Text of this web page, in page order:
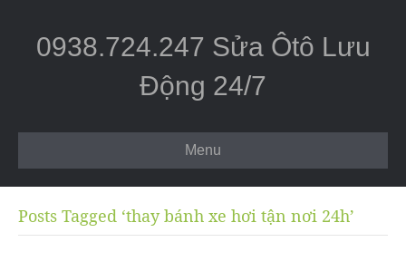
0938.724.247 Sửa Ôtô Lưu
Động 24/7
Menu
Posts Tagged ‘thay bánh xe hơi tận nơi 24h’